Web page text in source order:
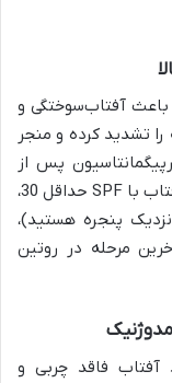
باعث آفتاب‌سوختگی و
تشدید کرده و منجر
پس از
التهاب یا PIH) شود. استفاده روزانه از ضد آفتاب با SPF حداقل 30،
پنجره هستید)،
مرحله در روتین
فاقد چربی و